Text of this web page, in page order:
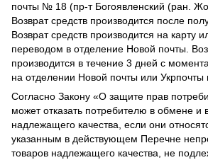
почты № 18 (пр-т Богоявленский (ран.
Возврат средств производится после
Возврат средств производится на карту
переводом в отделение Новой почты.
производится в течение 3 дней с
на отделении Новой почты или Укрпочты
Согласно Закону «О защите прав
может отказать потребителю в обмене и
надлежащего качества, если они
указанным в действующем Перечне
товаров надлежащего качества, не